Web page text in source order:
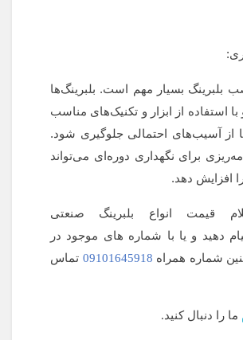
بلبرینگ بسیار مهم است. بلبرینگ‌ها
با استفاده از ابزار و تکنیک‌های مناسب
از آسیب‌های احتمالی جلوگیری شود.
برای نگهداری دوره‌ای می‌تواند
افزایش دهد.
قیمت انواع بلبرینگ صنعتی
دهید و یا با شماره های موجود در
شماره همراه 09101645918 تماس
ما را دنبال کنید.